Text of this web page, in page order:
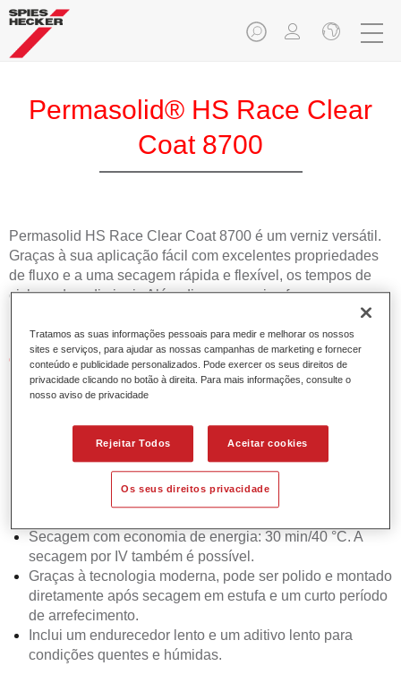
Permasolid® HS Race Clear
Coat 8700
Permasolid HS Race Clear Coat 8700 é um verniz versátil.
Graças à sua aplicação fácil com excelentes propriedades
de fluxo e a uma secagem rápida e flexível, os tempos de
ciclo podem diminuir. Além disso, o verniz oferece um
Características do produto
Adequado para todas as reparações, desde pequenos
danos a repinturas completas.
período para evaporação entre as mesmas.
Boa estabilidade vertical.
Excelente retenção do esmalte graças ao excelente fluxo
Secagem com economia de energia: 30 min/40 °C. A
secagem por IV também é possível.
Graças à tecnologia moderna, pode ser polido e montado
diretamente após secagem em estufa e um curto período
de arrefecimento.
Inclui um endurecedor lento e um aditivo lento para
condições quentes e húmidas.
Tratamos as suas informações pessoais para medir e melhorar os nossos
sites e serviços, para ajudar as nossas campanhas de marketing e fornecer
conteúdo e publicidade personalizados. Pode exercer os seus direitos de
privacidade clicando no botão à direita. Para mais informações, consulte o
nosso aviso de privacidade
Rejeitar Todos Aceitar cookies
Os seus direitos privacidade